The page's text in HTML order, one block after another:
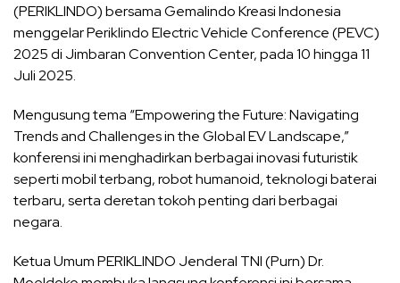
(PERIKLINDO) bersama Gemalindo Kreasi Indonesia
menggelar Periklindo Electric Vehicle Conference (PEVC)
2025 di Jimbaran Convention Center, pada 10 hingga 11
Juli 2025.
Mengusung tema “Empowering the Future: Navigating
Trends and Challenges in the Global EV Landscape,”
konferensi ini menghadirkan berbagai inovasi futuristik
seperti mobil terbang, robot humanoid, teknologi baterai
terbaru, serta deretan tokoh penting dari berbagai
negara.
Ketua Umum PERIKLINDO Jenderal TNI (Purn) Dr.